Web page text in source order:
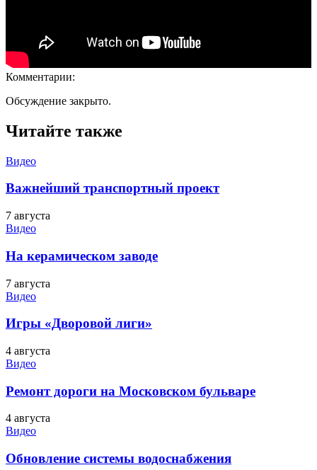
Комментарии:
Обсуждение закрыто.
Читайте также
Видео
Важнейший транспортный проект
7 августа
Видео
На керамическом заводе
7 августа
Видео
Игры «Дворовой лиги»
4 августа
Видео
Ремонт дороги на Московском бульваре
4 августа
Видео
Обновление системы водоснабжения